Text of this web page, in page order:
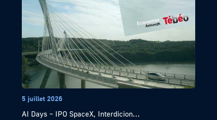
5 juillet 2026
AI Days – IPO SpaceX, Interdicion...